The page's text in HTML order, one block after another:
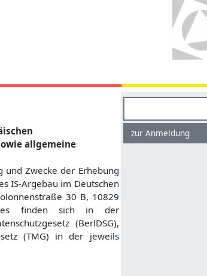
allgemeine
Zwecke der Erhebung
IS-Argebau im Deutschen
30 B, 10829
finden sich in der
(BerlDSG),
(TMG) in der jeweils
Suchen
zur Anmeldung